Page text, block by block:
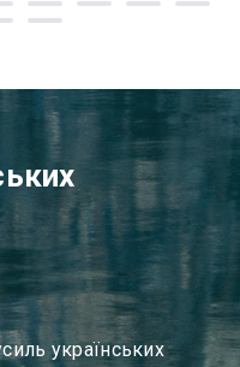
українських